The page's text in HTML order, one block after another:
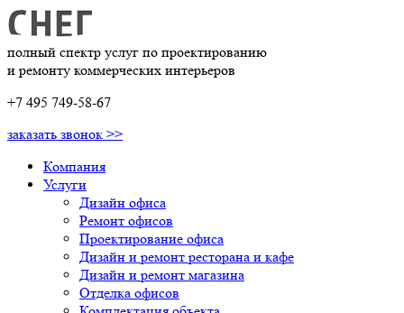
полный спектр услуг по проектированию
и ремонту коммерческих интерьеров
+7 495 749-58-67
заказать звонок >>
Компания
Услуги
Дизайн офиса
Ремонт офисов
Проектирование офиса
Дизайн и ремонт ресторана и кафе
Дизайн и ремонт магазина
Отделка офисов